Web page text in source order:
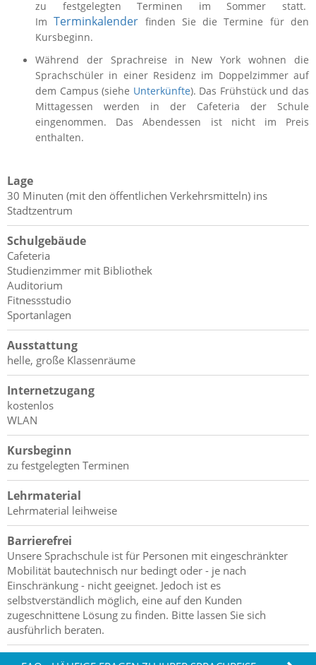
zu festgelegten Terminen im Sommer statt.
ImTerminkalender finden Sie die Termine für den
Kursbeginn.
Während der Sprachreise in New York wohnen die
Sprachschüler in einer Residenz im Doppelzimmer auf
dem Campus (siehe Unterkünfte). Das Frühstück und das
Mittagessen werden in der Cafeteria der Schule
eingenommen. Das Abendessen ist nicht im Preis
enthalten.
Lage
30 Minuten (mit den öffentlichen Verkehrsmitteln) ins
Stadtzentrum
Schulgebäude
Cafeteria
Studienzimmer mit Bibliothek
Auditorium
Fitnessstudio
Sportanlagen
Ausstattung
helle, große Klassenräume
Internetzugang
kostenlos
WLAN
Kursbeginn
zu festgelegten Terminen
Lehrmaterial
Lehrmaterial leihweise
Barrierefrei
Unsere Sprachschule ist für Personen mit eingeschränkter
Mobilität bautechnisch nur bedingt oder - je nach
Einschränkung - nicht geeignet. Jedoch ist es
selbstverständlich möglich, eine auf den Kunden
zugeschnittene Lösung zu finden. Bitte lassen Sie sich
ausführlich beraten.